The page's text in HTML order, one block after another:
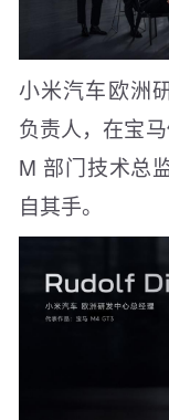
小米汽车欧洲
负责人，在宝
M 部门技术总
自其手。